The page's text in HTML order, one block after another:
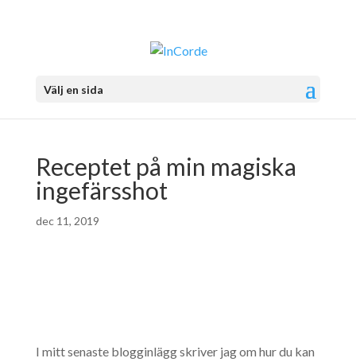
Välj en sida
Receptet på min magiska
ingefärsshot
dec 11, 2019
I mitt senaste blogginlägg skriver jag om hur du kan